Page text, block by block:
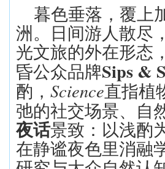
暮色垂落，覆上
洲。日间游人散尽
光文旅的外在形态
昏公众品牌Sips &
酌， Science直指植
弛的社交场景、自
夜话景致：以浅酌
在静谧夜色里消融